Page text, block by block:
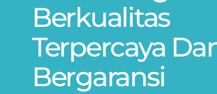
Berkualitas
Terpercaya
Bergaransi